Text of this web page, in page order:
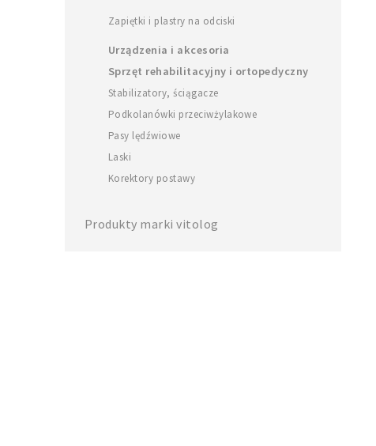
Zapiętki i plastry na odciski
Urządzenia i akcesoria
Sprzęt rehabilitacyjny i ortopedyczny
Stabilizatory, ściągacze
Podkolanówki przeciwżylakowe
Pasy lędźwiowe
Laski
Korektory postawy
Produkty marki vitolog